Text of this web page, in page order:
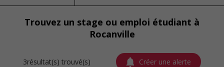
Trouvez un stage ou emploi étudiant à
Rocanville
3résultat(s) trouvé(s) Créer une alerte